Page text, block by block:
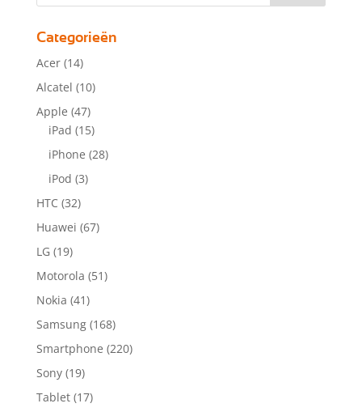
Categorieën
Acer (14)
Alcatel (10)
Apple (47)
iPad (15)
iPhone (28)
iPod (3)
HTC (32)
Huawei (67)
LG (19)
Motorola (51)
Nokia (41)
Samsung (168)
Smartphone (220)
Sony (19)
Tablet (17)